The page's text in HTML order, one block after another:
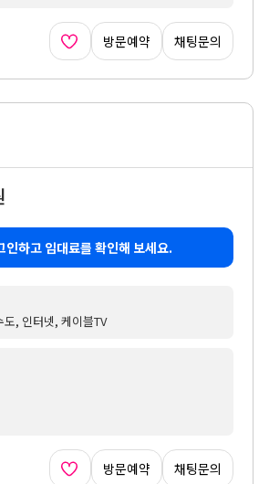
방문예약 채팅문의
인하고 임대료를 확인해 보세요.
도, 인터넷, 케이블TV
방문예약 채팅문의